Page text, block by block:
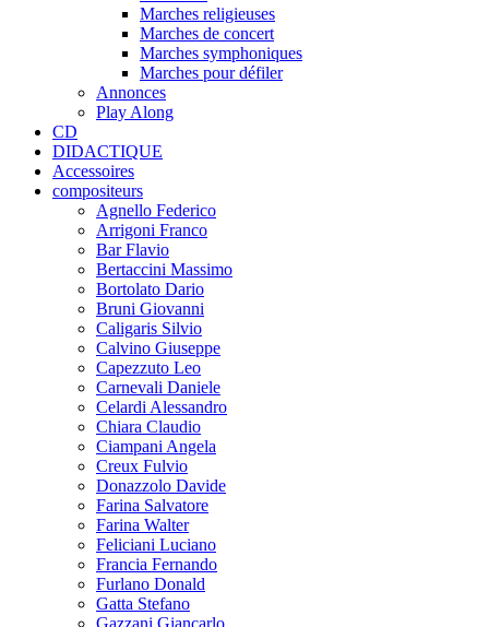
Marches religieuses
Marches de concert
Marches symphoniques
Marches pour défiler
Annonces
Play Along
CD
DIDACTIQUE
Accessoires
compositeurs
Agnello Federico
Arrigoni Franco
Bar Flavio
Bertaccini Massimo
Bortolato Dario
Bruni Giovanni
Caligaris Silvio
Calvino Giuseppe
Capezzuto Leo
Carnevali Daniele
Celardi Alessandro
Chiara Claudio
Ciampani Angela
Creux Fulvio
Donazzolo Davide
Farina Salvatore
Farina Walter
Feliciani Luciano
Francia Fernando
Furlano Donald
Gatta Stefano
Gazzani Giancarlo